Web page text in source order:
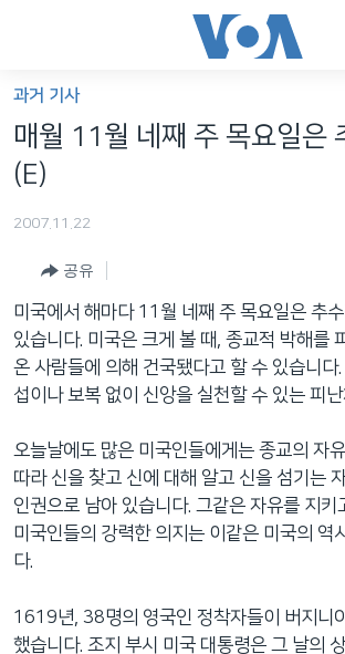
가
능
링
텐
메
인
비
게
세계
프로그램
주파수 안내
언어 선택
과거 기사
매월 11월 네째 주 목요일은
(E)
2007.11.22
공유
미국에서 해마다 11월 네째 주 목요일은 추
있습니다. 미국은 크게 볼 때, 종교적 박해를
온 사람들에 의해 건국됐다고 할 수 있습니다
섭이나 보복 없이 신앙을 실천할 수 있는 피
오늘날에도 많은 미국인들에게는 종교의 자
따라 신을 찾고 신에 대해 알고 신을 섬기는
인권으로 남아 있습니다. 그같은 자유를 지키
미국인들의 강력한 의지는 이같은 미국의 역
다.
1619년, 38명의 영국인 정착자들이 버지니
했습니다. 조지 부시 미국 대통령은 그 날의